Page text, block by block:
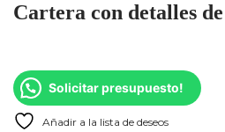
Cartera con detalles
Añadir a la lista de deseos
Solicitar presupuesto!